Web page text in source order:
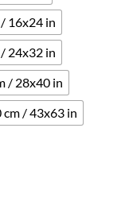
16x24 in
24x32 in
/ 28x40 in
/ 43x63 in